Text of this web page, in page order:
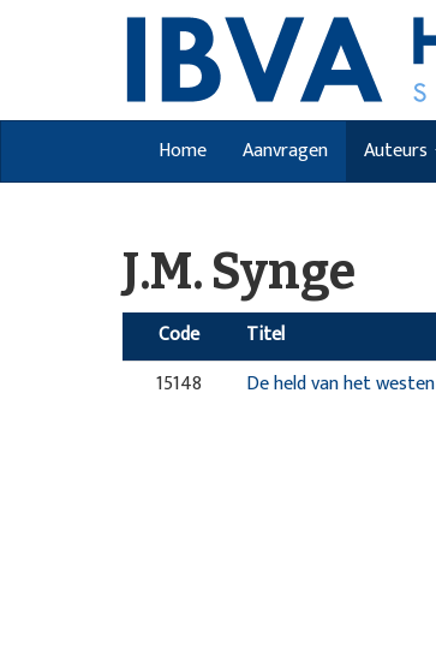
Home Aanvragen Auteurs
J.M. Synge
Code Titel
15148
De held van het westen